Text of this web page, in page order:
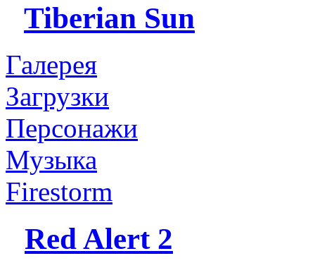
Tiberian Sun
Галерея
Загрузки
Персонажи
Музыка
Firestorm
Red Alert 2